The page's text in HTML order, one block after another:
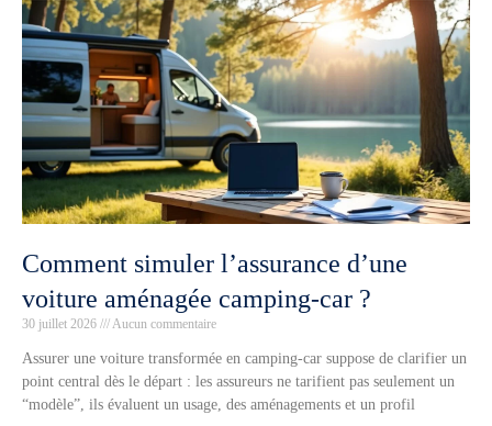
Comment simuler l’assurance d’une
voiture aménagée camping-car ?
30 juillet 2026 Aucun commentaire
Assurer une voiture transformée en camping-car suppose de clarifier un
point central dès le départ : les assureurs ne tarifient pas seulement un
“modèle”, ils évaluent un usage, des aménagements et un profil